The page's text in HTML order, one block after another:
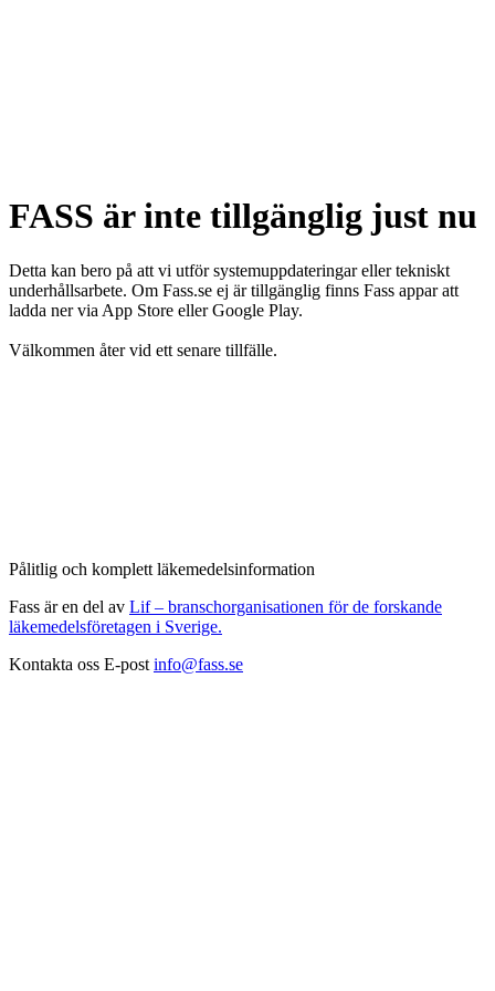
FASS är inte tillgänglig just nu
Detta kan bero på att vi utför systemuppdateringar eller tekniskt
underhållsarbete. Om Fass.se ej är tillgänglig finns Fass appar att
ladda ner via App Store eller Google Play.
Välkommen åter vid ett senare tillfälle.
Pålitlig och komplett läkemedelsinformation
Fass är en del av Lif – branschorganisationen för de forskande
läkemedelsföretagen i Sverige.
Kontakta oss E-post info@fass.se